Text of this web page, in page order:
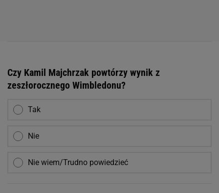
Czy Kamil Majchrzak powtórzy wynik z
zeszłorocznego Wimbledonu?
Tak
Nie
Nie wiem/Trudno powiedzieć